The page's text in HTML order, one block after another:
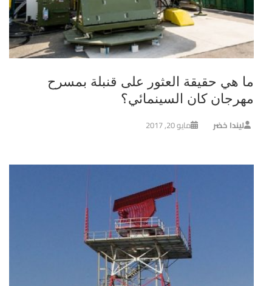
ما هي حقيقة العثور على قنبلة بمسرح
مهرجان كان السينمائي؟
ليندا خضر مايو 20, 2017